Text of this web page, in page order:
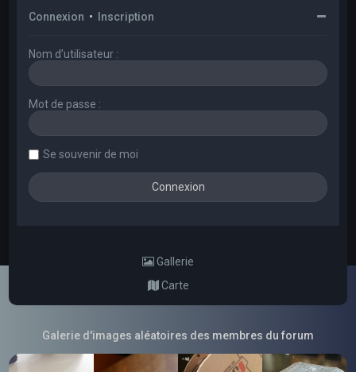
Connexion • Inscription
Nom d’utilisateur :
Mot de passe :
Se souvenir de moi
Gallerie
Carte
Galerie d'images aléatoires des membres du forum